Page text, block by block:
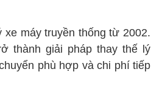
xe máy truyền thống từ 2002.
thành giải pháp thay thế lý
phù hợp và chi phí tiếp